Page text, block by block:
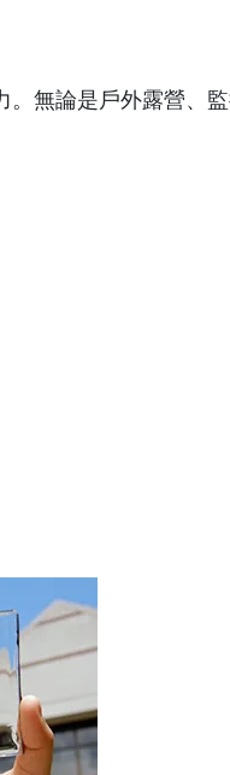
。無論是戶外露營、